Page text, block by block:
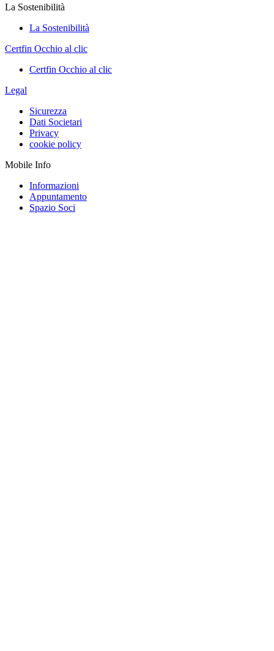
La Sostenibilità
La Sostenibilità
Certfin Occhio al clic
Certfin Occhio al clic
Legal
Sicurezza
Dati Societari
Privacy
cookie policy
Mobile Info
Informazioni
Appuntamento
Spazio Soci